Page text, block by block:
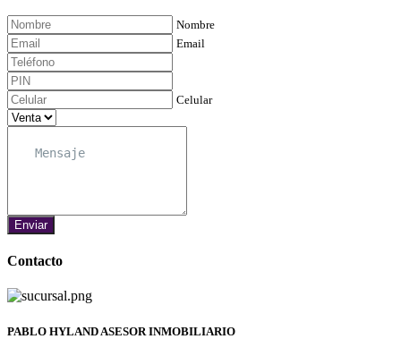
Nombre
Email
Celular
Enviar
Contacto
PABLO HYLAND ASESOR INMOBILIARIO